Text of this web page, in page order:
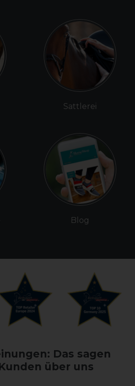
Sattlerei
Blog
Das sagen
über uns